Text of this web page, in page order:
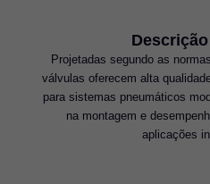
Projetadas segundo as
válvulas oferecem alta
para sistemas pneumáticos
na montagem e
aplicações